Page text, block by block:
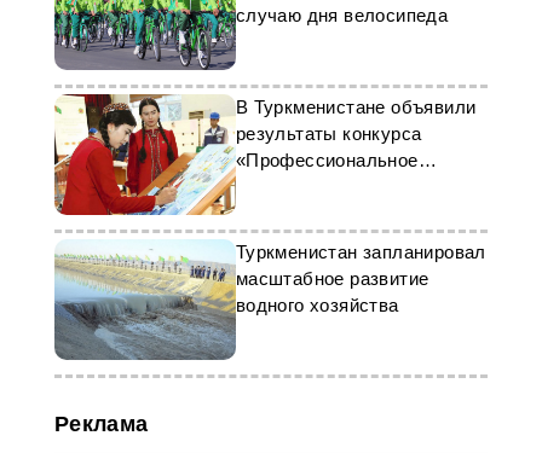
случаю дня велосипеда
В Туркменистане объявили
результаты конкурса
«Профессиональное
мастерство»
Туркменистан запланировал
масштабное развитие
водного хозяйства
Реклама